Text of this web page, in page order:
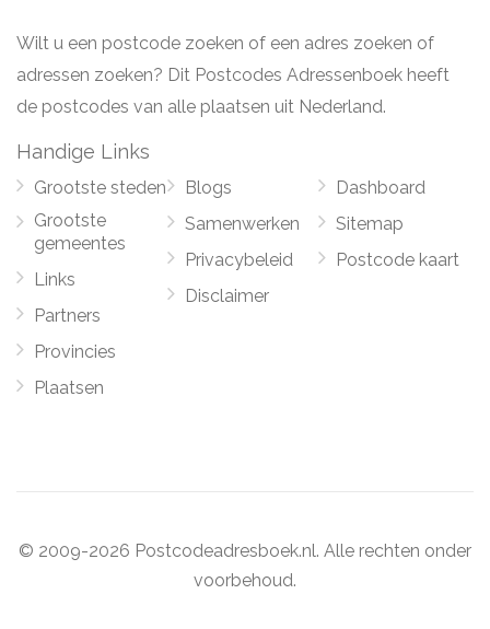
Wilt u een postcode zoeken of een adres zoeken of
adressen zoeken? Dit Postcodes Adressenboek heeft
de postcodes van alle plaatsen uit Nederland.
Handige Links
Grootste steden
Grootste
gemeentes
Links
Partners
Provincies
Plaatsen
Blogs
Samenwerken
Privacybeleid
Disclaimer
Dashboard
Sitemap
Postcode kaart
© 2009-2026 Postcodeadresboek.nl. Alle rechten onder
voorbehoud.